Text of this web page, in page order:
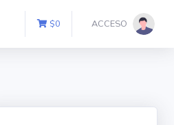
$0 ACCESO